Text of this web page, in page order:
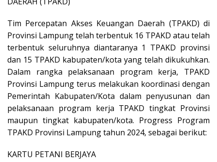
Tim Percepatan Akses Keuangan Daerah (TPAKD) di
Provinsi Lampung telah terbentuk 16 TPAKD atau telah
terbentuk seluruhnya diantaranya 1 TPAKD provinsi
dan 15 TPAKD kabupaten/kota yang telah dikukuhkan.
Dalam rangka pelaksanaan program kerja, TPAKD
Provinsi Lampung terus melakukan koordinasi dengan
Pemerintah Kabupaten/Kota dalam penyusunan dan
pelaksanaan program kerja TPAKD tingkat Provinsi
maupun tingkat kabupaten/kota. Progress Program
TPAKD Provinsi Lampung tahun 2024, sebagai berikut:
KARTU PETANI BERJAYA